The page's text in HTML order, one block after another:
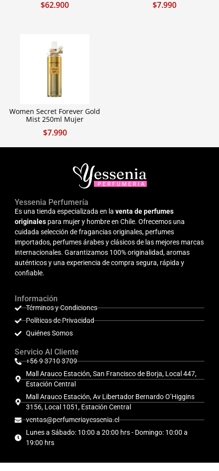
$62.900 $7.990
Women Secret Forever Gold
Mist 250ml Mujer
$7.990
Yessenia Perfumería
Es una tienda especializada en la venta de perfumes
originales para mujer y hombre en Chile. Ofrecemos una
cuidada selección de fragancias originales, perfumes
importados, perfumes árabes y clásicos de las mejores marcas
internacionales. Garantizamos 100% originalidad, aromas
auténticos y una experiencia de compra segura, rápida y
confiable.
Información
Términos y Condiciones
Políticas de Privacidad
Quiénes Somos
Servicio Al Cliente
+56 9 3710 3709
Mall Arauco Estación, San Francisco de Borja, Local 447,
Estación Central
Mall Arauco Estación, Av Libertador Bernardo O’Higgins
3156, Local 1051, Estación Central
ventas@perfumeriayessenia.cl
Lunes a Sábado: 10:00 a 20:00 hrs - Domingo: 10:00 a
19:00 hrs